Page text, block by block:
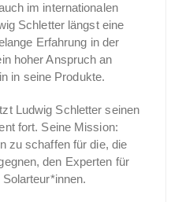
im internationalen
Schletter längst eine
Erfahrung in der
hoher Anspruch an
in seine Produkte.
Ludwig Schletter seinen
fort. Seine Mission:
zu schaffen für die, die
den Experten für